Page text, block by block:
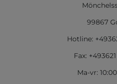
99867
Hotline:
Fax:
Ma-vr: